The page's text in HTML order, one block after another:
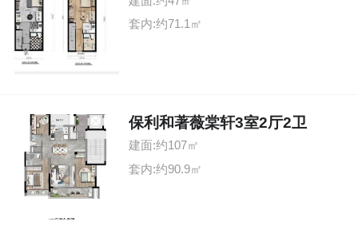
套内:约71.1㎡
保利和著薇棠轩3室2厅2卫
建面:约107㎡
套内:约90.9㎡